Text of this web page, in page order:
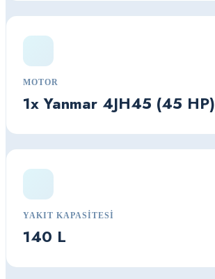
MOTOR
1x Yanmar 4JH45 (45 HP)
YAKIT KAPASITESI
140 L